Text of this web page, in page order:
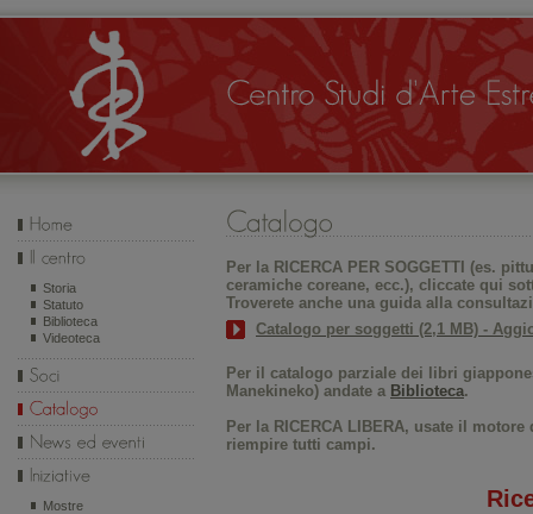
Storia
Statuto
Biblioteca
Videoteca
Mostre
Per la RICERCA PER SOGGETTI (es.
ceramiche coreane, ecc.), cliccate qui
Troverete anche una guida alla
Catalogo per soggetti (2,1 MB) -
Per il catalogo parziale dei libri
Manekineko) andate a Biblioteca.
Per la RICERCA LIBERA, usate il
riempire tutti campi.